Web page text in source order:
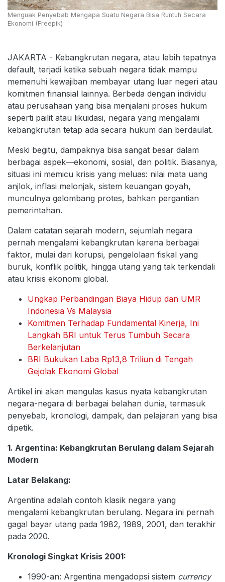
Menguak Penyebab Mengapa Suatu Negara Bisa Runtuh Secara
Ekonomi (Freepik)
JAKARTA - Kebangkrutan negara, atau lebih tepatnya
default, terjadi ketika sebuah negara tidak mampu
memenuhi kewajiban membayar utang luar negeri atau
komitmen finansial lainnya. Berbeda dengan individu
atau perusahaan yang bisa menjalani proses hukum
seperti pailit atau likuidasi, negara yang mengalami
kebangkrutan tetap ada secara hukum dan berdaulat.
Meski begitu, dampaknya bisa sangat besar dalam
berbagai aspek—ekonomi, sosial, dan politik. Biasanya,
situasi ini memicu krisis yang meluas: nilai mata uang
anjlok, inflasi melonjak, sistem keuangan goyah,
munculnya gelombang protes, bahkan pergantian
pemerintahan.
Dalam catatan sejarah modern, sejumlah negara
pernah mengalami kebangkrutan karena berbagai
faktor, mulai dari korupsi, pengelolaan fiskal yang
buruk, konflik politik, hingga utang yang tak terkendali
atau krisis ekonomi global.
Ungkap Perbandingan Biaya Hidup dan UMR
Indonesia Vs Malaysia
Komitmen Terhadap Fundamental Kinerja, Ini
Langkah BRI untuk Terus Tumbuh Secara
Berkelanjutan
BRI Bukukan Laba Rp13,8 Triliun di Tengah
Gejolak Ekonomi Global
Artikel ini akan mengulas kasus nyata kebangkrutan
negara-negara di berbagai belahan dunia, termasuk
penyebab, kronologi, dampak, dan pelajaran yang bisa
dipetik.
1. Argentina: Kebangkrutan Berulang dalam Sejarah
Modern
Latar Belakang:
Argentina adalah contoh klasik negara yang
mengalami kebangkrutan berulang. Negara ini pernah
gagal bayar utang pada 1982, 1989, 2001, dan terakhir
pada 2020.
Kronologi Singkat Krisis 2001:
1990-an: Argentina mengadopsi sistem currency